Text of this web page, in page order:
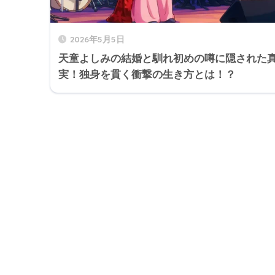
2026年5月5日
天童よしみの結婚と馴れ初めの噂に隠された
実！独身を貫く衝撃の生き方とは！？